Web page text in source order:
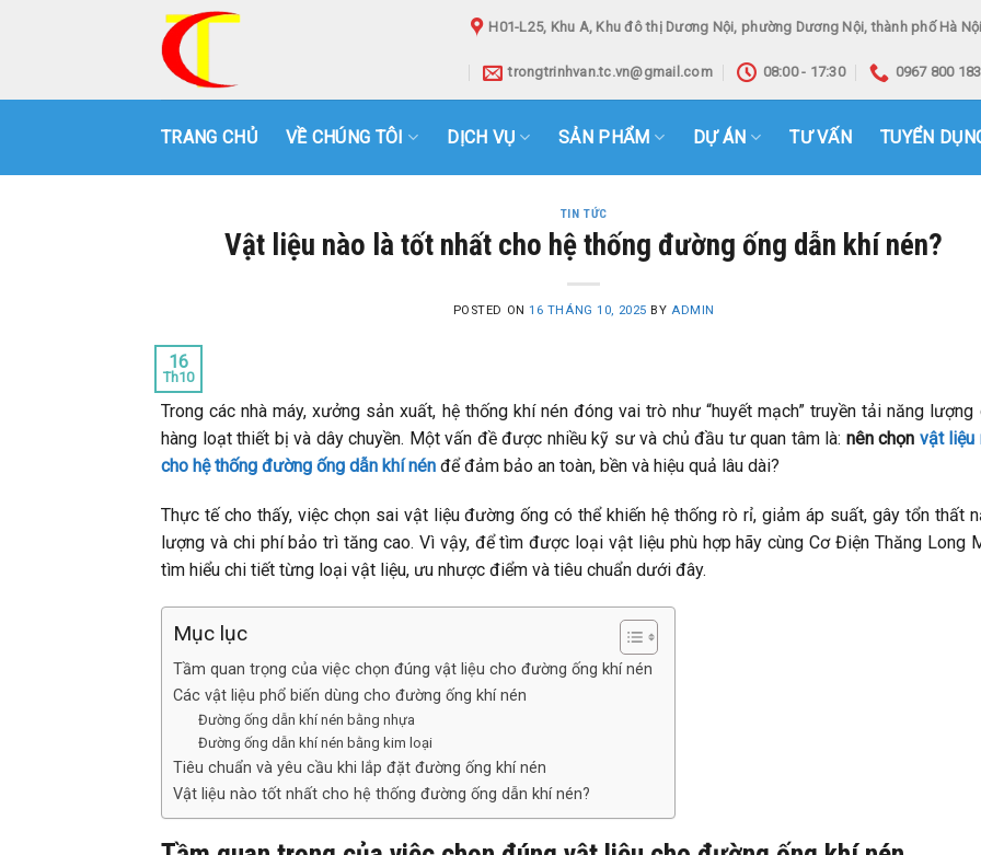
H01-L25, Khu A, Khu đô thị Dương Nội, phường Dương Nội, thành phố Hà
trongtrinhvan.tc.vn@gmail.com 08:00 - 17:30 0967 800 183
TRANG CHỦ VỀ CHÚNG TÔI DỊCH VỤ SẢN PHẨM DỰ ÁN TƯ VẤN TUYỂN
TIN TỨC
Vật liệu nào là tốt nhất cho hệ thống đường ống dẫn khí nén?
POSTED ON16 THÁNG 10, 2025 BY ADMIN
16
Th10
Trong các nhà máy, xưởng sản xuất, hệ thống khí nén đóng vai trò như “huyết mạch” truyền tải năng lượng
hàng loạt thiết bị và dây chuyền. Một vấn đề được nhiều kỹ sư và chủ đầu tư quan tâm là: nên chọn vật liệu
cho hệ thống đường ống dẫn khí nén để đảm bảo an toàn, bền và hiệu quả lâu dài?
Thực tế cho thấy, việc chọn sai vật liệu đường ống có thể khiến hệ thống rò rỉ, giảm áp suất, gây tổn thất
lượng và chi phí bảo trì tăng cao. Vì vậy, để tìm được loại vật liệu phù hợp hãy cùng Cơ Điện Thăng Long
tìm hiểu chi tiết từng loại vật liệu, ưu nhược điểm và tiêu chuẩn dưới đây.
Mục lục
Tầm quan trọng của việc chọn đúng vật liệu cho đường ống khí nén
Các vật liệu phổ biến dùng cho đường ống khí nén
Đường ống dẫn khí nén bằng nhựa
Đường ống dẫn khí nén bằng kim loại
Tiêu chuẩn và yêu cầu khi lắp đặt đường ống khí nén
Vật liệu nào tốt nhất cho hệ thống đường ống dẫn khí nén?